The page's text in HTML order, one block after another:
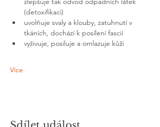
(detoxifikaci)
uvolňuje svaly a klouby, zatuhnutí v
tkáních, dochází k posílení fascií
vyživuje, posiluje a omlazuje kůži
Více